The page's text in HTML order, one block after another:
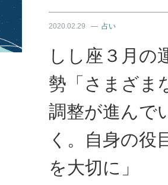
2020.02.29 占い
しし座３月の
勢「さまざま
調整が進んで
く。自身の役
を大切に」